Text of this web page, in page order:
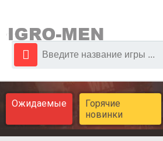
Ожидаемые
Горячие
новинки